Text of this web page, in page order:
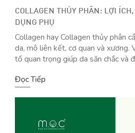
COLLAGEN THỦY PHÂN: LỢI ÍCH,
DỤNG PHỤ
Collagen hay Collagen thủy phân
da, mô liên kết, cơ quan và xương.
tố quan trọng giúp da săn chắc và
lão hóa. Các yếu tố như […]
Đọc Tiếp